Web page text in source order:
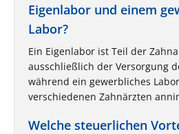
Eigenlabor und einem
Labor?
Ein Eigenlabor ist Teil der
ausschließlich der Versorgung
während ein gewerbliches
verschiedenen Zahnärzten
Welche steuerlichen